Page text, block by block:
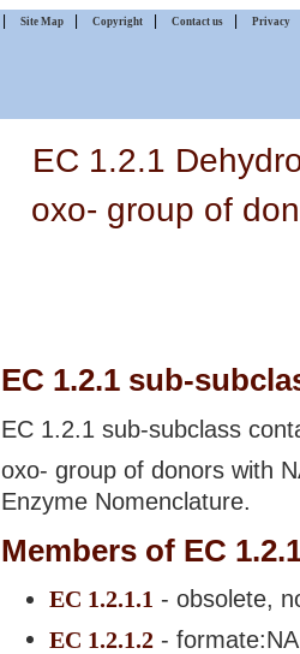
Site Map Copyright Contact us Privacy
EC 1.2.1
oxo- group of
EC 1.2.1 sub-
EC 1.2.1 sub-subclass
oxo- group of donors with
Enzyme Nomenclature.
Members of EC
EC 1.2.1.1 - obsolete,
EC 1.2.1.2 -